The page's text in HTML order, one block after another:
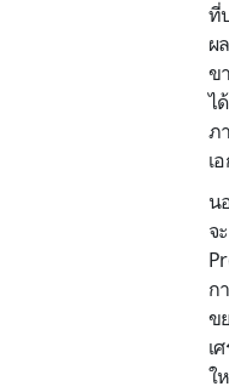
ที่
ผ
ข
ไ
ภ
เ
น
จ
ก
ข
เ
ใ